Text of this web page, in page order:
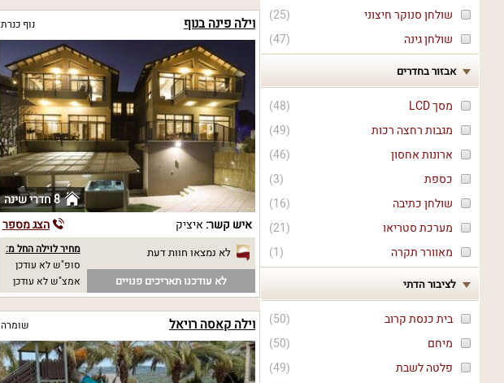
(
25
)
שולחן סנוקר חיצוני
(
47
) שולחן גינה
אבזור בחדרים
(
48
)
מסך LCD
(
49
)
מגבות רחצה רכות
(
46
)
ארונות אחסון
(
3
)
כספת
(
16
)
שולחן כתיבה
(
21
)
מערכת סטריאו
(
1
) מאוורר תקרה
לציבור הדתי
(
50
)
בית כנסת קרוב
(
50
)
מיחם
(
49
)
פלטה לשבת
וילה פינה בנוף נוף כנרת
8 חדרי שינה
איש קשר: איציק הצג מספר
לא נמצאו חוות דעת
לא עודכנו תאריכים פנויים
מחיר לוילה החל מ:
סופ"ש לא עודכן
אמצ"ש לא עודכן
וילה קאסה רויאל שומרה